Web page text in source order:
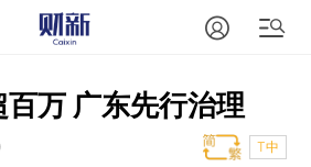
百万 广东先行治理
T中